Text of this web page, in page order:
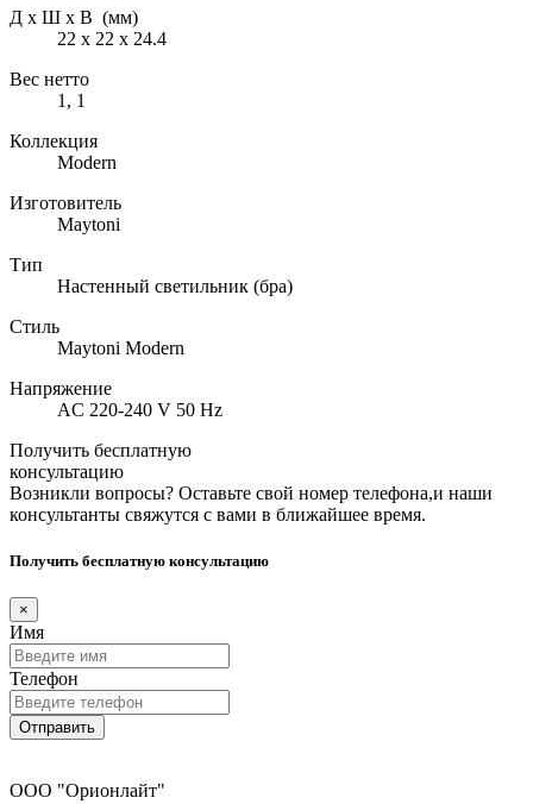
Д х Ш х В (мм)
22 х 22 х 24.4
Вес нетто
1, 1
Коллекция
Modern
Изготовитель
Maytoni
Тип
Настенный светильник (бра)
Стиль
Maytoni Modern
Напряжение
AC 220-240 V 50 Hz
Получить бесплатную
консультацию
Возникли вопросы? Оставьте свой номер телефона,и наши
консультанты свяжутся с вами в ближайшее время.
Получить бесплатную консультацию
×
Имя
Телефон
Отправить
ООО "Орионлайт"